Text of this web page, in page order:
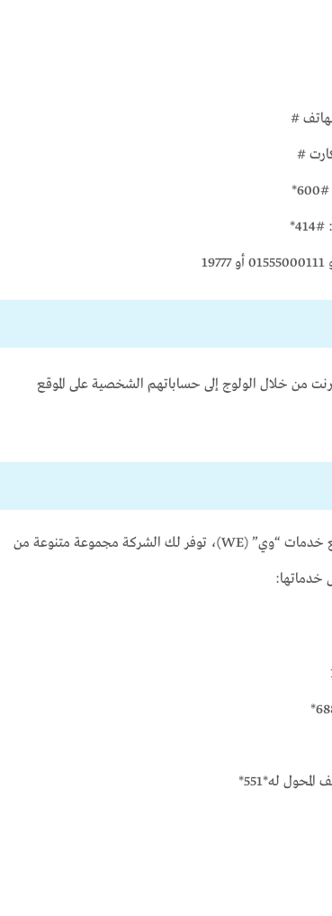
من خلال الولوج إلى حساباتهم الشخصية على الموقع
للحصول على أفضل تجربة استخدام مع خدمات “وي” (WE)، توفر لك الشركة مجموعة متنوعة من
خدماتها:
له*551*